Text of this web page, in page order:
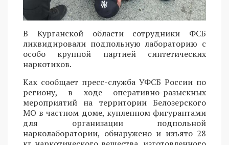
В Курганской области сотрудники ФСБ
ликвидировали подпольную лабораторию с
особо крупной партией синтетических
наркотиков.
Как сообщает пресс-служба УФСБ России по
региону, в ходе оперативно-разыскных
мероприятий на территории Белозерского
МО в частном доме, купленном фигурантами
для организации подпольной
нарколаборатории, обнаружено и изъято 28